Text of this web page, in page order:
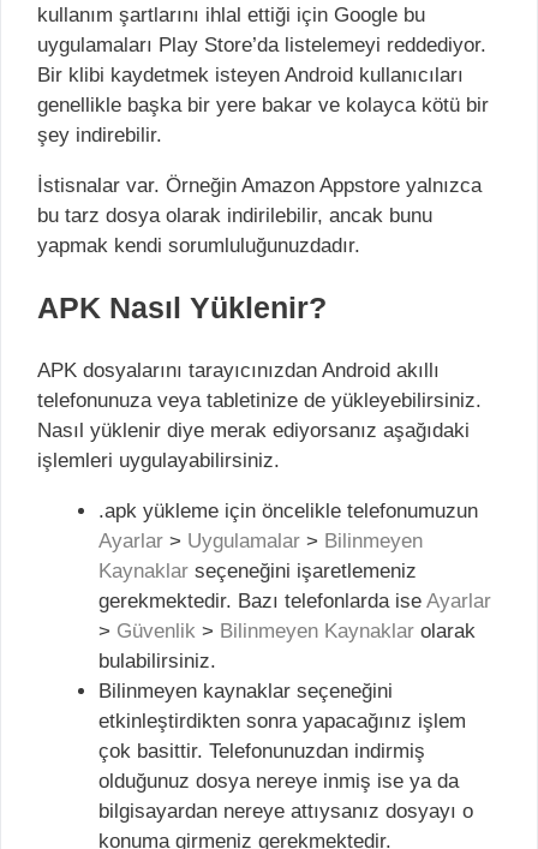
kullanım şartlarını ihlal ettiği için Google bu
uygulamaları Play Store’da listelemeyi reddediyor.
Bir klibi kaydetmek isteyen Android kullanıcıları
genellikle başka bir yere bakar ve kolayca kötü bir
şey indirebilir.
İstisnalar var. Örneğin Amazon Appstore yalnızca
bu tarz dosya olarak indirilebilir, ancak bunu
yapmak kendi sorumluluğunuzdadır.
APK Nasıl Yüklenir?
APK dosyalarını tarayıcınızdan Android akıllı
telefonunuza veya tabletinize de yükleyebilirsiniz.
Nasıl yüklenir diye merak ediyorsanız aşağıdaki
işlemleri uygulayabilirsiniz.
.apk yükleme için öncelikle telefonumuzun
Ayarlar > Uygulamalar > Bilinmeyen
Kaynaklar seçeneğini işaretlemeniz
gerekmektedir. Bazı telefonlarda ise Ayarlar
> Güvenlik > Bilinmeyen Kaynaklar olarak
bulabilirsiniz.
Bilinmeyen kaynaklar seçeneğini
etkinleştirdikten sonra yapacağınız işlem
çok basittir. Telefonunuzdan indirmiş
olduğunuz dosya nereye inmiş ise ya da
bilgisayardan nereye attıysanız dosyayı o
konuma girmeniz gerekmektedir.